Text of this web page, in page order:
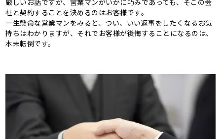
社と契約することを決めるのはお客様です。
一生懸命な営業マンをみると、つい、いい返事をしたくなるお気
持ちはわかりますが、それでお客様が後悔することになるのは、
本末転倒です。